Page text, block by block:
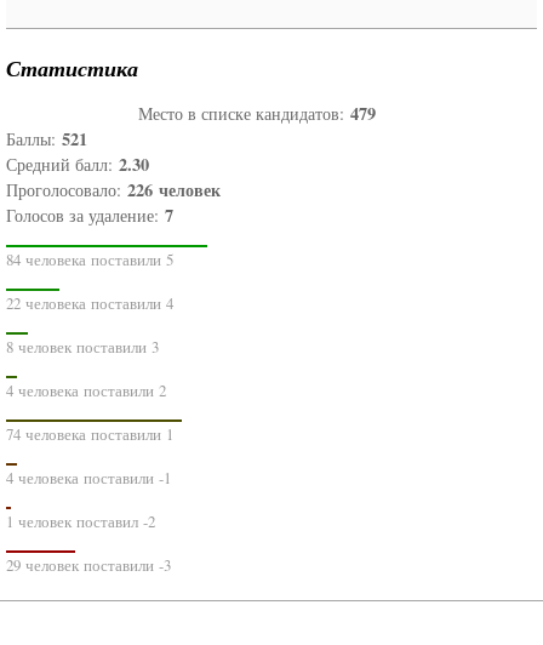
Статистика
Место в списке кандидатов: 479
Баллы: 521
Средний балл: 2.30
Проголосовало: 226 человек
Голосов за удаление: 7
84 человека поставили 5
22 человека поставили 4
8 человек поставили 3
4 человека поставили 2
74 человека поставили 1
4 человека поставили -1
1 человек поставил -2
29 человек поставили -3